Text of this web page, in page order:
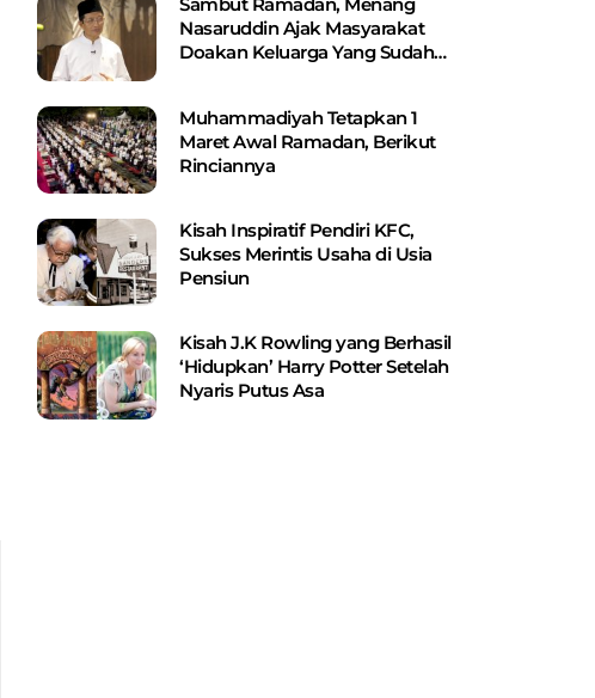
Nasaruddin Ajak Masyarakat
Doakan Keluarga Yang Sudah
Muhammadiyah Tetapkan 1
Maret Awal Ramadan, Berikut
Rinciannya
Kisah Inspiratif Pendiri KFC,
Sukses Merintis Usaha di Usia
Pensiun
Kisah J.K Rowling yang Berhasil
‘Hidupkan’ Harry Potter Setelah
Nyaris Putus Asa